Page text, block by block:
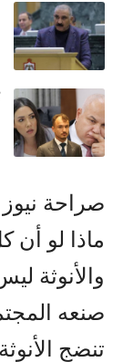
صراحة
ماذا لو أن
والأنوثة
صنعه
تنضج